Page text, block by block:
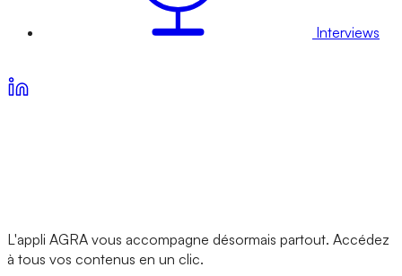
Interviews
L'appli AGRA vous accompagne désormais partout. Accédez
à tous vos contenus en un clic.